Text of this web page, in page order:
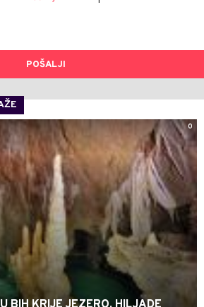
POŠALJI
0